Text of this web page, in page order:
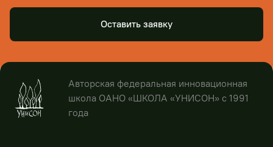
Оставить заявку
Авторская федеральная инновационная
школа ОАНО «ШКОЛА «УНИСОН» с 1991
года